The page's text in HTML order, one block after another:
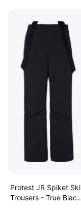
Protest JR Spiket Ski
Trousers - True Black